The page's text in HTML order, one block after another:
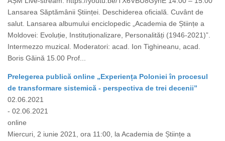
Lansarea Săptămânii Științei. Deschiderea oficială. Cuvânt de
salut. Lansarea albumului enciclopedic „Academia de Științe a
Moldovei: Evoluție, Instituționalizare, Personalități (1946-2021)”.
Intermezzo muzical. Moderatori: acad. Ion Tighineanu, acad.
Boris Găină 15.00 Prof...
Prelegerea publică online „Experiența Poloniei în procesul
de transformare sistemică - perspectiva de trei decenii”
02.06.2021
- 02.06.2021
online
Miercuri, 2 iunie 2021, ora 11:00, la Academia de Științe a